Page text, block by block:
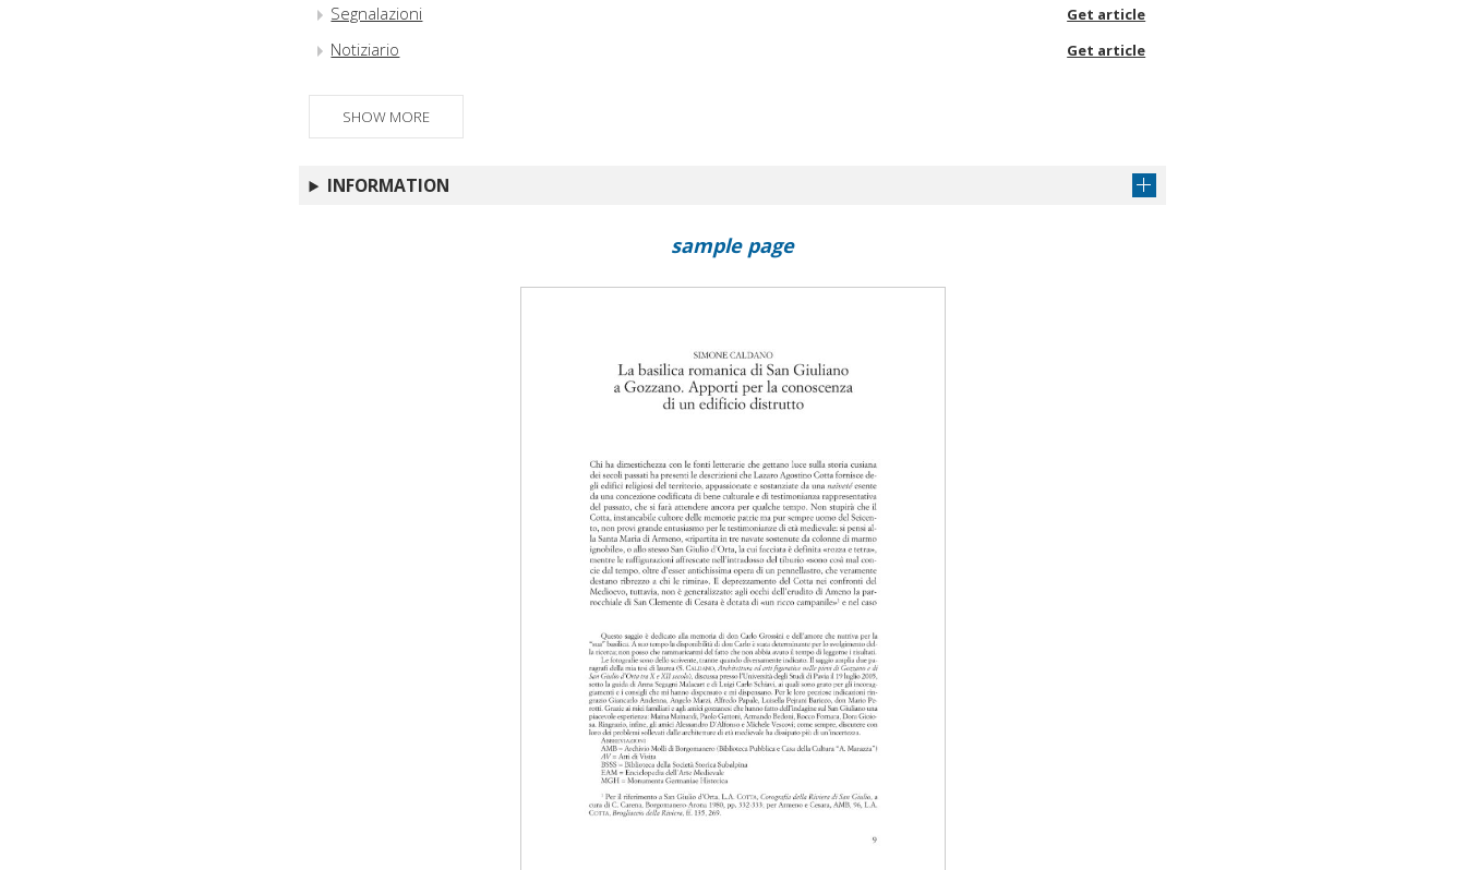
Segnalazioni Get article
Notiziario Get article
SHOW MORE
INFORMATION
sample page